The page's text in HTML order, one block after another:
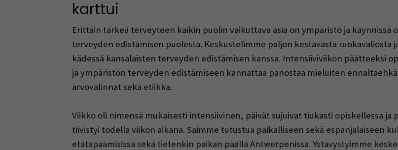
karttui
Erittäin tärkeä terveyteen kaikin puolin vaikuttava asia on ympäristö ja käynnissä
terveyden edistämisen puolesta. Keskustelimme paljon kestävästä ruokavaliosta
kädessä kansalaisten terveyden edistämisen kanssa. Intensiiviviikon päätteeksi
ja ympäristön terveyden edistämiseen kannattaa panostaa mieluiten
arvovalinnat sekä etiikka.
Viikko oli nimensä mukaisesti intensiivinen, päivät sujuivat tiukasti opiskellessa
tiivistyi todella viikon aikana. Saimme tutustua paikalliseen sekä espanjalaiseen
etätapaamisissa sekä tietenkin paikan päällä Antwerpenissa. Ystävystyimme